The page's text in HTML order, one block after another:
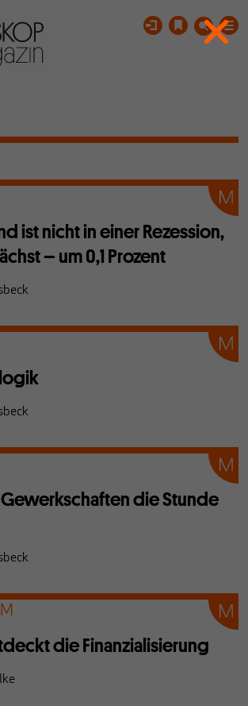
ist nicht in einer Rezession,
– um 0,1 Prozent
die Stunde
die Finanzialisierung